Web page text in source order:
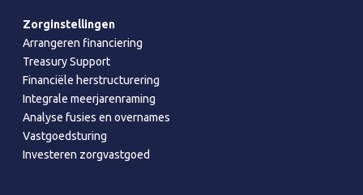
Zorginstellingen
Arrangeren financiering
Treasury Support
Financiële herstructurering
Integrale meerjarenraming
Analyse fusies en overnames
Vastgoedsturing
Investeren zorgvastgoed